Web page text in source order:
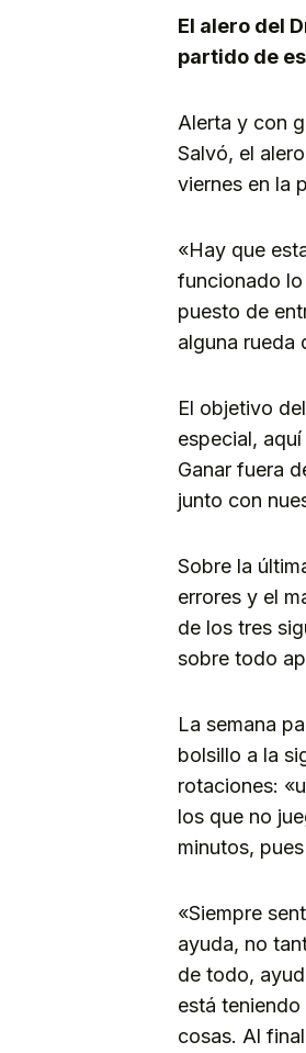
El alero del
partido de
Alerta y con
Salvó, el
viernes en la
«Hay que
funcionado
puesto de
alguna rueda
El objetivo
especial,
Ganar fuera
junto con
Sobre la
errores y el
de los tres
sobre todo
La semana
bolsillo a la
rotaciones:
los que no
minutos,
«Siempre
ayuda, no
de todo,
está
cosas. Al